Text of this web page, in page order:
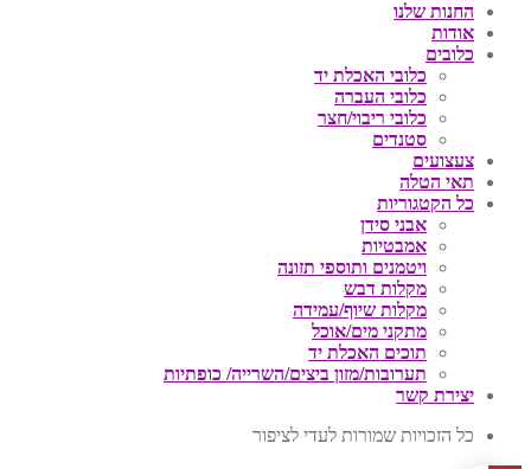
החנות שלנו
אודות
כלובים
כלובי האכלת יד
כלובי העברה
כלובי ריבוי/חצר
סטנדים
צעצועים
תאי הטלה
כל הקטגוריות
אבני סידן
אמבטיות
ויטמנים ותוספי תזונה
מקלות דבש
מקלות שיוף/עמידה
מתקני מים/אוכל
תוכים האכלת יד
תערובות/מזון ביצים/השרייה/ כופתיות
יצירת קשר
כל הזכויות שמורות לעדי לציפור